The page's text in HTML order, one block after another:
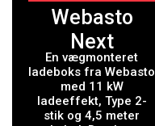
Webasto
Next
Ladeboks 11
kW Type 2
med 4,5 mtr.
En vægmonteret
ladeboks fra Webasto
med 11 kW
ladeeffekt, Type 2-
stik og 4,5 meter